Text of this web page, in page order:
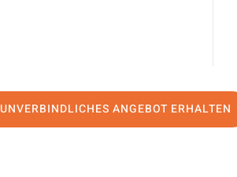
UNVERBINDLICHES ANGEBOT ERHALTEN